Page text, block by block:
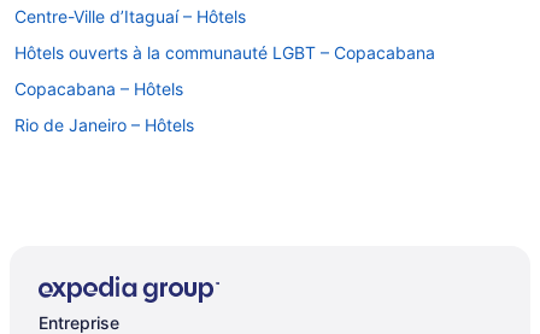
Centre-Ville d’Itaguaí – Hôtels
Hôtels ouverts à la communauté LGBT – Copacabana
Copacabana – Hôtels
Rio de Janeiro – Hôtels
Entreprise